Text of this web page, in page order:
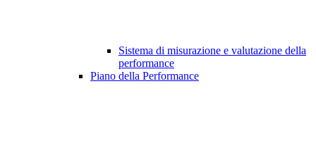
Sistema di misurazione e valutazione della
performance
Piano della Performance